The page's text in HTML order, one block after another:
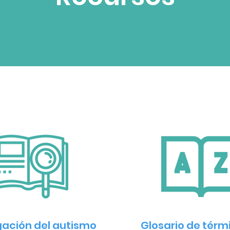
del autismo
Glosario de